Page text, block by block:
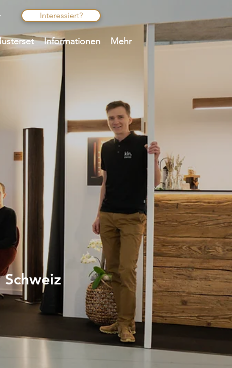
Interessiert?
Informationen Mehr